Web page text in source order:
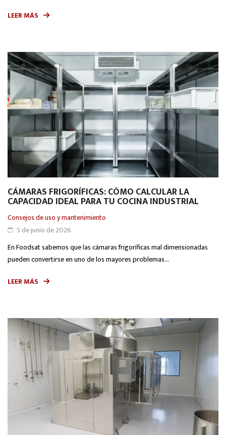
LEER MÁS
CÁMARAS FRIGORÍFICAS: CÓMO CALCULAR LA
CAPACIDAD IDEAL PARA TU COCINA INDUSTRIAL
Consejos de uso y mantenimiento
5 de junio de 2026
En Foodsat sabemos que las cámaras frigoríficas mal dimensionadas
pueden convertirse en uno de los mayores problemas...
LEER MÁS